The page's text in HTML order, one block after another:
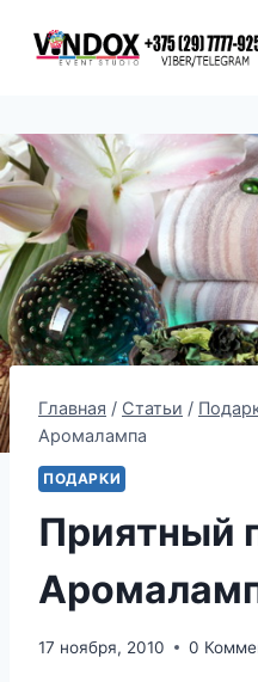
Главная / Статьи /
Аромалампа
ПОДАРКИ
Приятный
17 ноября, 2010 0